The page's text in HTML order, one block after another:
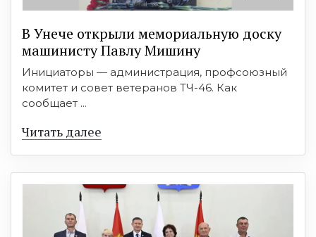
В Унече открыли мемориальную доску
машинисту Павлу Мишину
Инициаторы — администрация, профсоюзный
комитет и совет ветеранов ТЧ-46. Как
сообщает ...
Читать далее